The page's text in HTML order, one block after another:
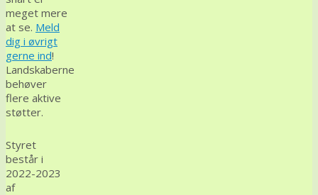
meget mere
at se. Meld
dig i øvrigt
gerne ind!
Landskaberne
behøver
flere aktive
støtter.
Styret
består i
2022-2023
af